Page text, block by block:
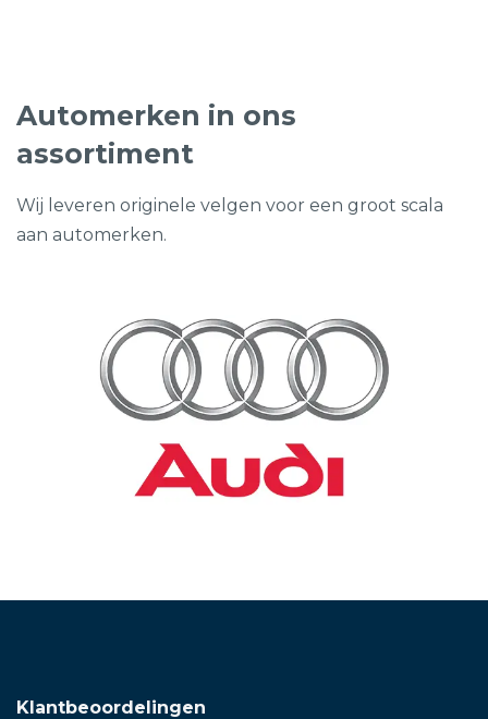
Automerken in ons
assortiment
Wij leveren originele velgen voor een groot scala
aan automerken.
Klantbeoordelingen